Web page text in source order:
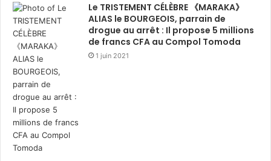
Le TRISTEMENT CÉLÈBRE 《MARAKA》
ALIAS le BOURGEOIS, parrain de
drogue au arrêt : Il propose 5 millions
de francs CFA au Compol Tomoda
1 juin 2021